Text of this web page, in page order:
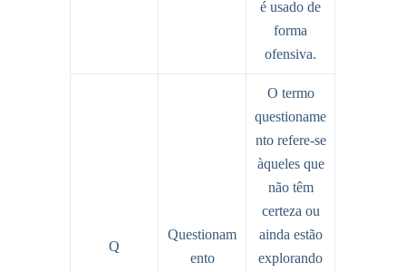
é usado de
forma
ofensiva.
Q
Questionam
ento
O termo
questioname
nto refere-se
àqueles que
não têm
certeza ou
ainda estão
explorando